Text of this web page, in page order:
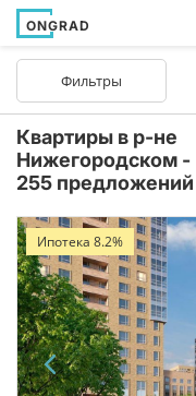
ONGRAD
Фильтры
Квартиры в р-не
Нижегородском -
255 предложений
Ипотека 8.2%